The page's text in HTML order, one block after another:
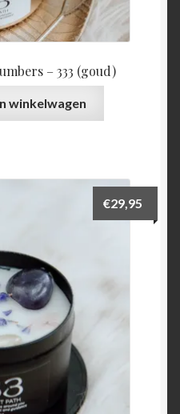
– 333 (goud)
winkelwagen
€29,95